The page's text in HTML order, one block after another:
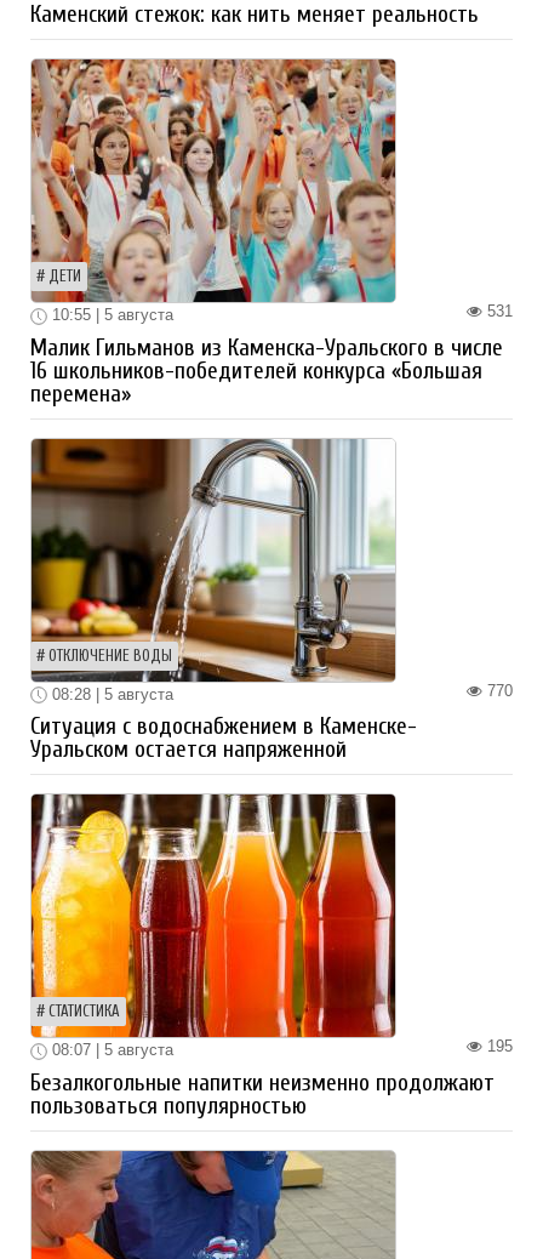
Каменский стежок: как нить меняет реальность
ДЕТИ
531
10:55 | 5 августа
Малик Гильманов из Каменска-Уральского в числе
16 школьников-победителей конкурса «Большая
перемена»
ОТКЛЮЧЕНИЕ ВОДЫ
770
08:28 | 5 августа
Ситуация с водоснабжением в Каменске-
Уральском остается напряженной
СТАТИСТИКА
195
08:07 | 5 августа
Безалкогольные напитки неизменно продолжают
пользоваться популярностью